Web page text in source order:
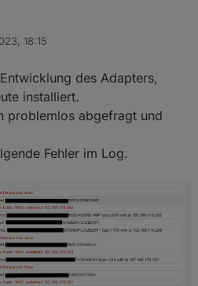
debug	Received
debug	Handshake
debug	Constructing
info	Init device
18:15
des Adapters,
installiert.
problemlos abgefragt und
Fehler im Log.